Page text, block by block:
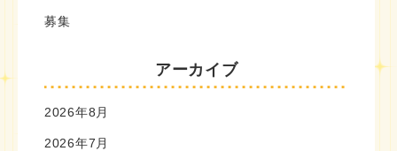
募集
アーカイブ
2026年8月
2026年7月